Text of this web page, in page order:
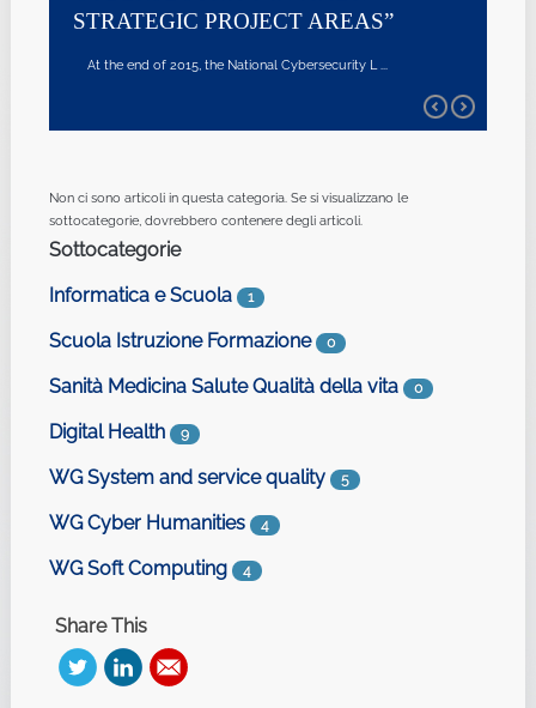
STRATEGIC PROJECT AREAS”
At the end of 2015, the National Cybersecurity L ...
Non ci sono articoli in questa categoria. Se si visualizzano le
sottocategorie, dovrebbero contenere degli articoli.
Sottocategorie
Informatica e Scuola
1
Scuola Istruzione Formazione 0
Sanità Medicina Salute Qualità della vita 0
Digital Health 9
WG System and service quality 5
WG Cyber Humanities 4
WG Soft Computing 4
Share This